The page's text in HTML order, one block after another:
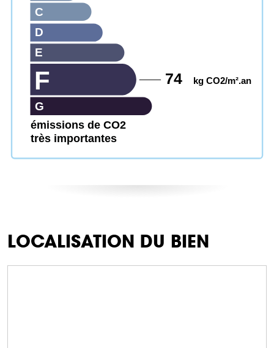
émissions de CO2
très importantes
G
F 74 kg CO2/m².an
E
D
C
LOCALISATION DU BIEN